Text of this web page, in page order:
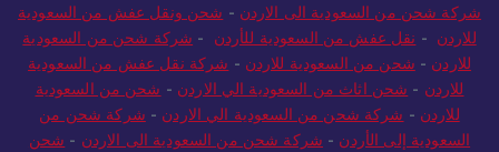
شركة شحن من السعودية الى الاردن - شحن ونقل عفش من السعودية
للاردن - نقل عفش من السعودية للأردن - شركة شحن من السعودية
للاردن - شحن من السعودية للاردن - شركة نقل عفش من السعودية
للاردن - شحن اثاث من السعودية الي الاردن - شحن من السعودية
للاردن - شركة شحن من السعودية الي الاردن - شركة شحن من
السعودية إلى الأردن - شركة شحن من السعودية الى الاردن - شحن